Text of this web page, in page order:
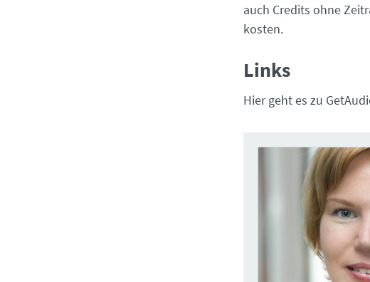
auch Credits ohne
kosten.
Links
Hier geht es zu